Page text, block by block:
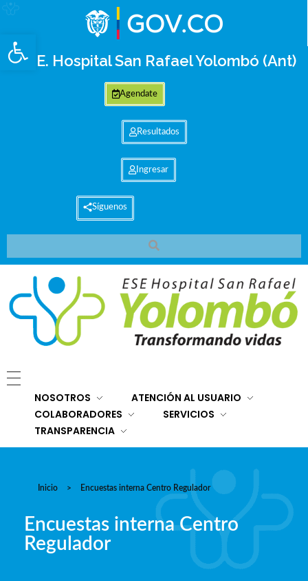
Abrir barra de herramientas
E.S.E. Hospital San Rafael Yolombó (Ant)
Agendate
Resultados
Ingresar
Síguenos
NOSOTROS
ATENCIÓN AL USUARIO
COLABORADORES
SERVICIOS
TRANSPARENCIA
Inicio > Encuestas interna Centro Regulador
Encuestas interna Centro
Regulador